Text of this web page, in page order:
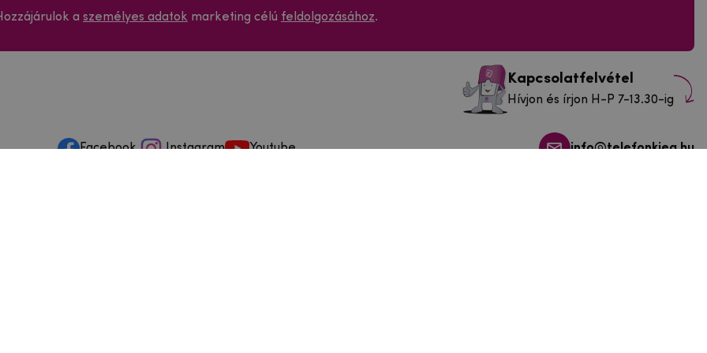
a személyes adatok marketing célú feldolgozásához.
Kapcsolatfelvétel
Hívjon és írjon H-P 7-13.30-ig
Facebook Instagram Youtube info@telefonkieg.hu